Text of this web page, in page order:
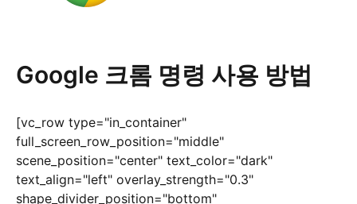
Google 크롬 명령 사용 방법
[vc_row type="in_container"
full_screen_row_position="middle"
scene_position="center" text_color="dark"
text_align="left" overlay_strength="0.3"
shape_divider_position="bottom"